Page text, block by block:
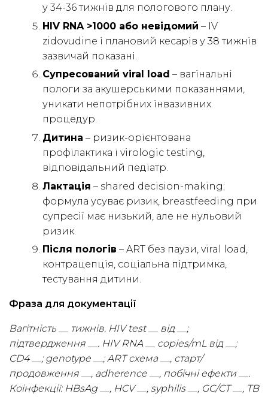
у 34-36 тижнів для пологового плану.
HIV RNA >1000 або невідомий – IV
zidovudine і плановий кесарів у 38 тижнів
зазвичай показані.
Супресований viral load – вагінальні
пологи за акушерськими показаннями,
уникати непотрібних інвазивних
процедур.
Дитина – ризик-орієнтована
профілактика і virologic testing,
відповідальний педіатр.
Лактація – shared decision-making;
формула усуває ризик, breastfeeding при
супресії має низький, але не нульовий
ризик.
Після пологів – ART без паузи, viral load,
контрацепція, соціальна підтримка,
тестування дитини.
Фраза для документації
Вагітність __ тижнів. HIV test __ від __;
підтвердження __. HIV RNA __ copies/mL від __;
CD4 __; genotype __; ART схема __, старт/
продовження __, adherence __, побічні ефекти __.
Коінфекції: HBsAg __, HCV __, syphilis __, GC/CT __, TB